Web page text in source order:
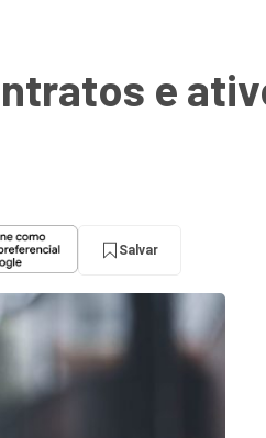
e
Salvar